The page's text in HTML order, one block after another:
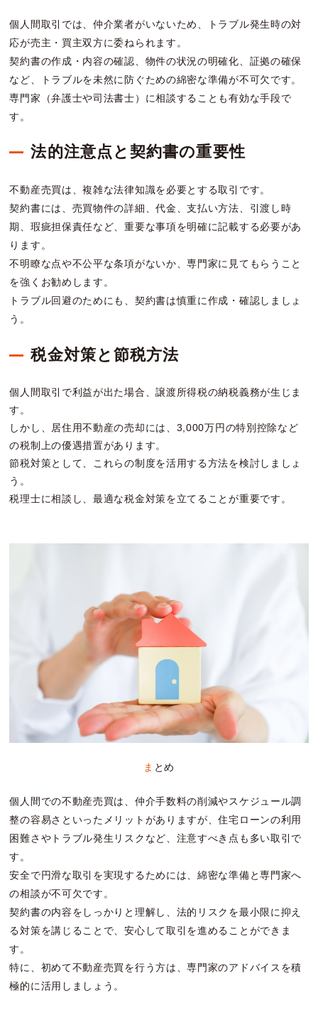
個人間取引では、仲介業者がいないため、トラブル発生時の対
応が売主・買主双方に委ねられます。
契約書の作成・内容の確認、物件の状況の明確化、証拠の確保
など、トラブルを未然に防ぐための綿密な準備が不可欠です。
専門家（弁護士や司法書士）に相談することも有効な手段で
す。
法的注意点と契約書の重要性
不動産売買は、複雑な法律知識を必要とする取引です。
契約書には、売買物件の詳細、代金、支払い方法、引渡し時
期、瑕疵担保責任など、重要な事項を明確に記載する必要があ
ります。
不明瞭な点や不公平な条項がないか、専門家に見てもらうこと
を強くお勧めします。
トラブル回避のためにも、契約書は慎重に作成・確認しましょ
う。
税金対策と節税方法
個人間取引で利益が出た場合、譲渡所得税の納税義務が生じま
す。
しかし、居住用不動産の売却には、3,000万円の特別控除など
の税制上の優遇措置があります。
節税対策として、これらの制度を活用する方法を検討しましょ
う。
税理士に相談し、最適な税金対策を立てることが重要です。
まとめ
個人間での不動産売買は、仲介手数料の削減やスケジュール調
整の容易さといったメリットがありますが、住宅ローンの利用
困難さやトラブル発生リスクなど、注意すべき点も多い取引で
す。
安全で円滑な取引を実現するためには、綿密な準備と専門家へ
の相談が不可欠です。
契約書の内容をしっかりと理解し、法的リスクを最小限に抑え
る対策を講じることで、安心して取引を進めることができま
す。
特に、初めて不動産売買を行う方は、専門家のアドバイスを積
極的に活用しましょう。